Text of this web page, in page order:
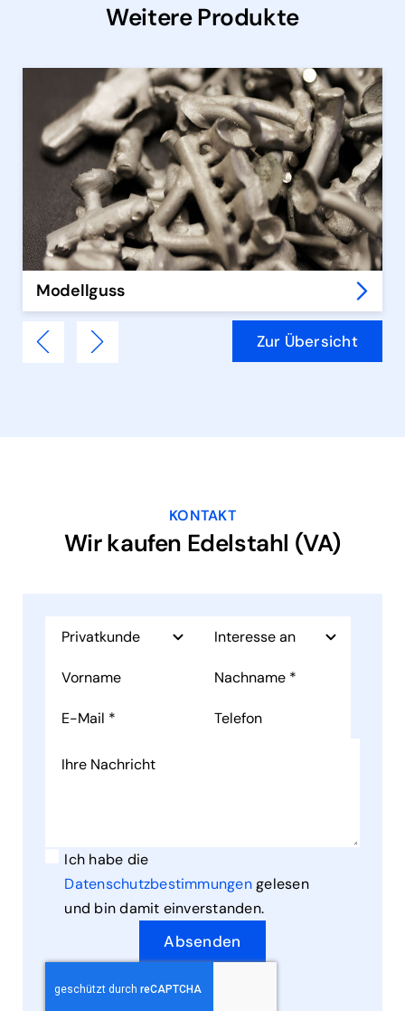
Weitere Produkte
Modellguss
Zur Übersicht
KONTAKT
Wir kaufen Edelstahl (VA)
Ich habe die
Datenschutzbestimmungengelesen
und bin damit einverstanden.
Absenden